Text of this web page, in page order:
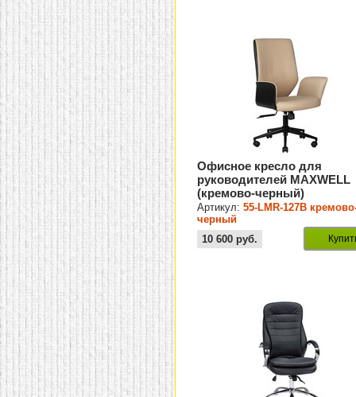
Офисное кресло для
руководителей MAXWELL
(кремово-черный)
Артикул:55-LMR-127B
черный
10 600 руб.